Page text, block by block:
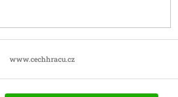
www.cechhracu.cz